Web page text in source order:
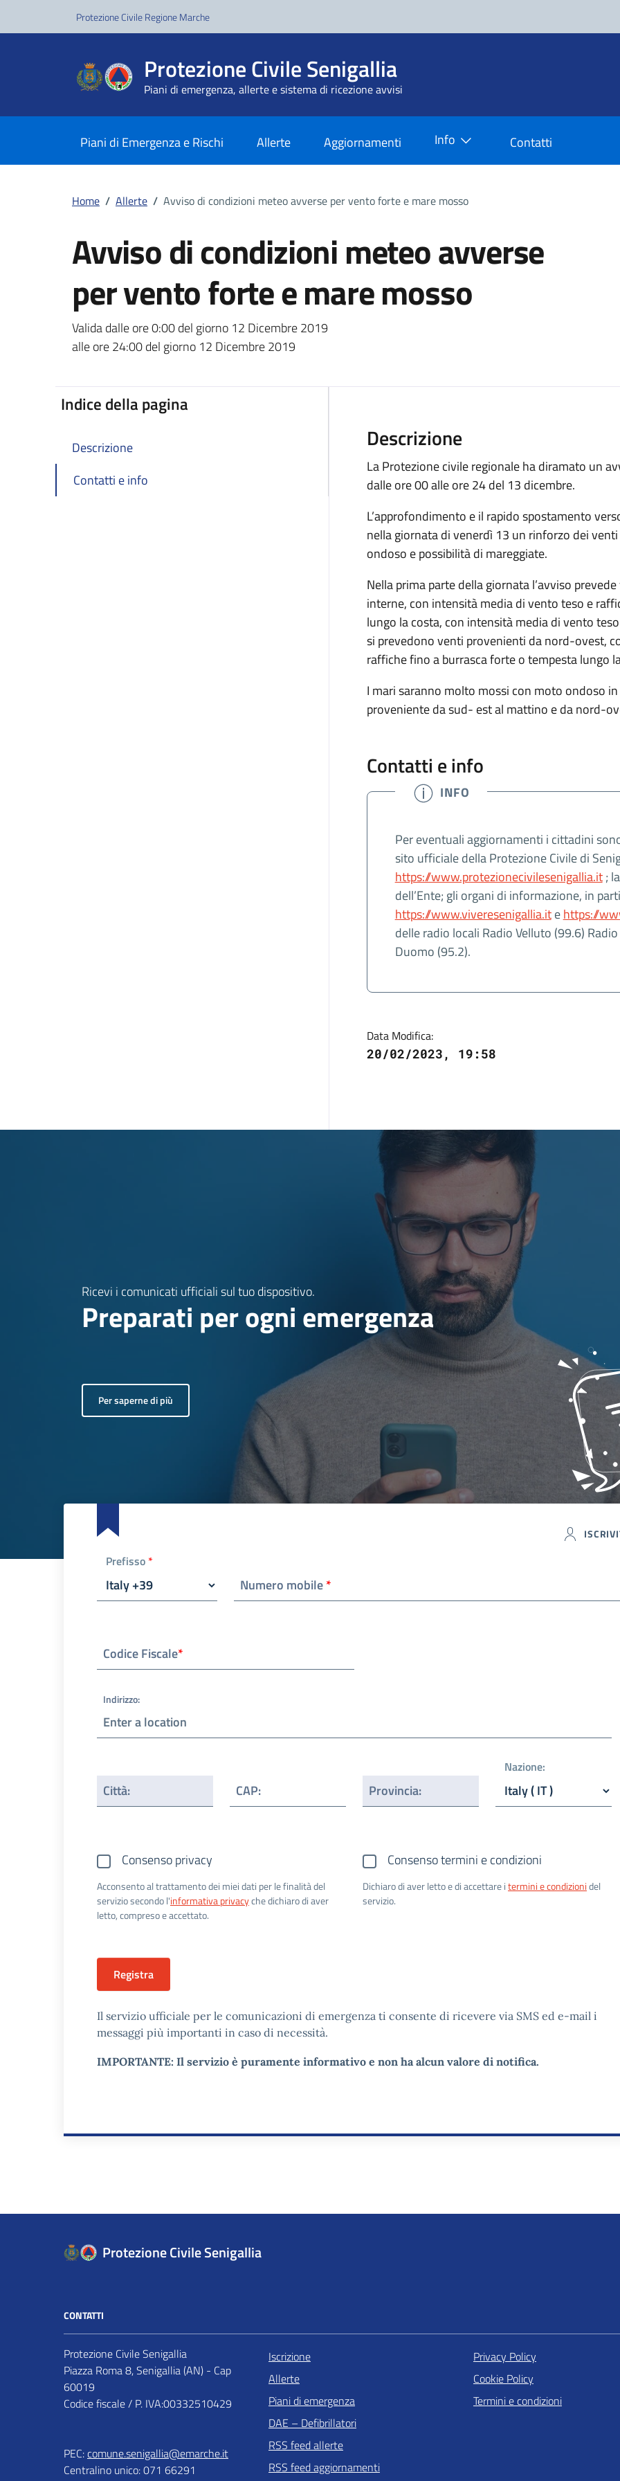
Protezione Civile Regione Marche
Protezione Civile Senigallia
Piani di emergenza, allerte e sistema di ricezione avvisi
Piani di Emergenza e Rischi Allerte Aggiornamenti Info Contatti
Home / Allerte / Avviso di condizioni meteo avverse per vento forte e mare mosso
Avviso di condizioni meteo avverse
per vento forte e mare mosso
Dettagli della notizia
Valida dalle ore 0:00 del giorno 12 Dicembre 2019
alle ore 24:00 del giorno 12 Dicembre 2019
Indice della pagina
Descrizione
Contatti e info
Descrizione
La Protezione civile regionale ha diramato un
dalle ore 00 alle ore 24 del 13 dicembre.
L’approfondimento e il rapido spostamento
nella giornata di venerdì 13 un rinforzo dei
ondoso e possibilità di mareggiate.
Nella prima parte della giornata l’avviso
interne, con intensità media di vento teso e
lungo la costa, con intensità media di vento
si prevedono venti provenienti da nord-ovest,
raffiche fino a burrasca forte o tempesta lungo
I mari saranno molto mossi con moto ondoso
proveniente da sud- est al mattino e da nord-
Contatti e info
INFO
Per eventuali aggiornamenti i cittadini
sito ufficiale della Protezione Civile di
https://www.protezionecivilesenigallia.it;
dell’Ente; gli organi di informazione, in
https://www.viveresenigallia.itehttps://
delle radio locali Radio Velluto (99.6)
Duomo (95.2).
Data Modifica:
20/02/2023, 19:58
Ricevi i comunicati ufficiali sul tuo dispositivo.
Preparati per ogni emergenza
Per saperne di più
Prefisso *
Numero mobile*
Codice Fiscale*
Indirizzo:
Città: CAP: Provincia:
Nazione:
Consenso privacy
Acconsento al trattamento dei miei dati per le finalità del
servizio secondo l'informativa privacyche dichiaro di aver
letto, compreso e accettato.
Consenso termini e condizioni
Dichiaro di aver letto e di accettare itermini e condizionidel
servizio.
Registra
Il servizio ufficiale per le comunicazioni di emergenza ti consente di ricevere via SMS ed e-mail i
messaggi più importanti in caso di necessità.
IMPORTANTE: Il servizio è puramente informativo e non ha alcun valore di notifica.
Protezione Civile Senigallia
CONTATTI
Protezione Civile Senigallia
Piazza Roma 8, Senigallia (AN) - Cap
60019
Codice fiscale / P. IVA:00332510429
PEC:comune.senigallia@emarche.it
Centralino unico: 071 66291
Iscrizione
Allerte
Piani di emergenza
DAE – Defibrillatori
RSS feed allerte
RSS feed aggiornamenti
Privacy Policy
Cookie Policy
Termini e condizioni